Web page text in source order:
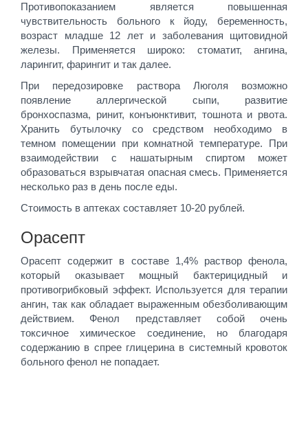
Противопоказанием является повышенная
чувствительность больного к йоду, беременность,
возраст младше 12 лет и заболевания щитовидной
железы. Применяется широко: стоматит, ангина,
ларингит, фарингит и так далее.
При передозировке раствора Люголя возможно
появление аллергической сыпи, развитие
бронхоспазма, ринит, конъюнктивит, тошнота и рвота.
Хранить бутылочку со средством необходимо в
темном помещении при комнатной температуре. При
взаимодействии с нашатырным спиртом может
образоваться взрывчатая опасная смесь. Применяется
несколько раз в день после еды.
Стоимость в аптеках составляет 10-20 рублей.
Орасепт
Орасепт содержит в составе 1,4% раствор фенола,
который оказывает мощный бактерицидный и
противогрибковый эффект. Используется для терапии
ангин, так как обладает выраженным обезболивающим
действием. Фенол представляет собой очень
токсичное химическое соединение, но благодаря
содержанию в спрее глицерина в системный кровоток
больного фенол не попадает.